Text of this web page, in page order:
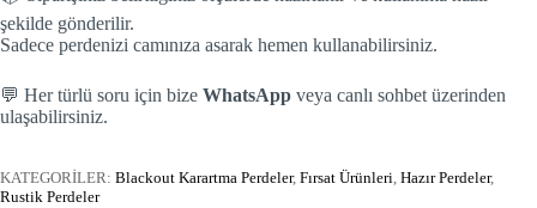
şekilde gönderilir.
Sadece perdenizi camınıza asarak hemen kullanabilirsiniz.
💬 Her türlü soru için bize WhatsApp veya canlı sohbet üzerinden
ulaşabilirsiniz.
KATEGORİLER: Blackout Karartma Perdeler, Fırsat Ürünleri, Hazır Perdeler,
Rustik Perdeler